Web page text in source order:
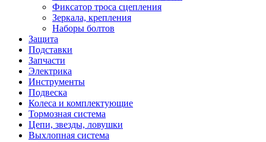
Фиксатор троса сцепления
Зеркала, крепления
Наборы болтов
Защита
Подставки
Запчасти
Электрика
Инструменты
Подвеска
Колеса и комплектующие
Тормозная система
Цепи, звезды, ловушки
Выхлопная система